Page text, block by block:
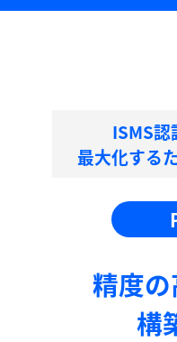
ISMS認
最大化する
精度
構